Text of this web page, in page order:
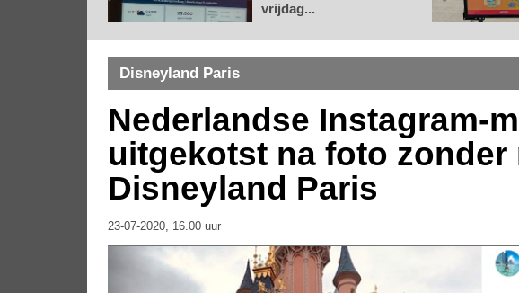
vrijdag...
Disneyland Paris
Nederlandse Instagram-
uitgekotst na foto zonder
Disneyland Paris
23-07-2020, 16.00 uur